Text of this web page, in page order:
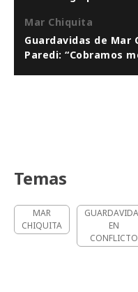
Mar Chiquita
Guardavidas de
Paredi: “Cobramos
Temas
MAR
CHIQUITA
EN
CONFLICTO